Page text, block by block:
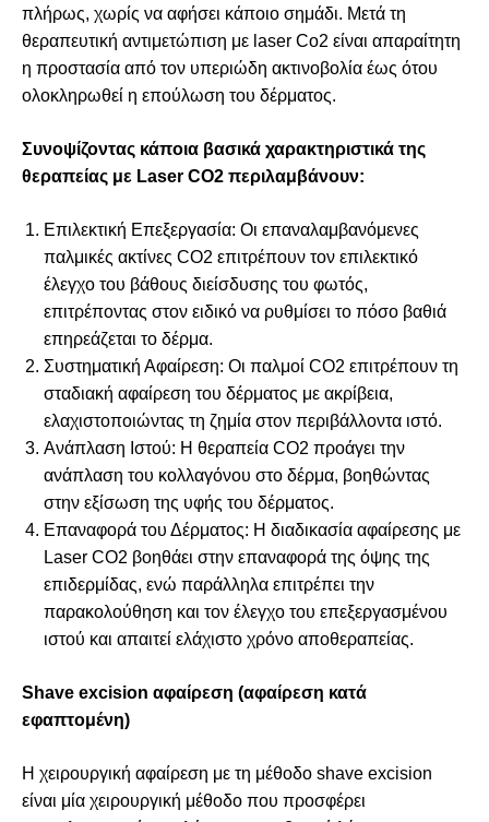
πλήρως, χωρίς να αφήσει κάποιο σημάδι. Μετά τη
θεραπευτική αντιμετώπιση με laser Co2 είναι απαραίτητη
η προστασία από τον υπεριώδη ακτινοβολία έως ότου
ολοκληρωθεί η επούλωση του δέρματος.
Συνοψίζοντας κάποια βασικά χαρακτηριστικά της
θεραπείας με Laser CO2 περιλαμβάνουν:
Επιλεκτική Επεξεργασία: Οι επαναλαμβανόμενες
παλμικές ακτίνες CO2 επιτρέπουν τον επιλεκτικό
έλεγχο του βάθους διείσδυσης του φωτός,
επιτρέποντας στον ειδικό να ρυθμίσει το πόσο βαθιά
επηρεάζεται το δέρμα.
Συστηματική Αφαίρεση: Οι παλμοί CO2 επιτρέπουν τη
σταδιακή αφαίρεση του δέρματος με ακρίβεια,
ελαχιστοποιώντας τη ζημία στον περιβάλλοντα ιστό.
Ανάπλαση Ιστού: Η θεραπεία CO2 προάγει την
ανάπλαση του κολλαγόνου στο δέρμα, βοηθώντας
στην εξίσωση της υφής του δέρματος.
Επαναφορά του Δέρματος: Η διαδικασία αφαίρεσης με
Laser CO2 βοηθάει στην επαναφορά της όψης της
επιδερμίδας, ενώ παράλληλα επιτρέπει την
παρακολούθηση και τον έλεγχο του επεξεργασμένου
ιστού και απαιτεί ελάχιστο χρόνο αποθεραπείας.
Shave excision αφαίρεση (αφαίρεση κατά
εφαπτομένη)
Η χειρουργική αφαίρεση με τη μέθοδο shave excision
είναι μία χειρουργική μέθοδο που προσφέρει